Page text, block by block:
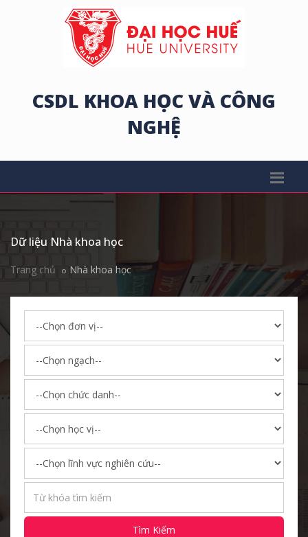
CSDL KHOA HỌC VÀ CÔNG
NGHỆ
Dữ liệu Nhà khoa học
Trang chủ Nhà khoa học
Tìm Kiếm